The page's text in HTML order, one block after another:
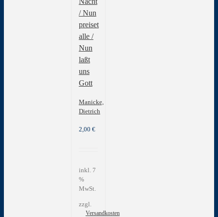
/ Nun
preiset
alle /
Nun
laßt
uns
Gott
Manicke,
Dietrich
2,00 €
inkl. 7
%
MwSt.
zzgl.
Versandkosten